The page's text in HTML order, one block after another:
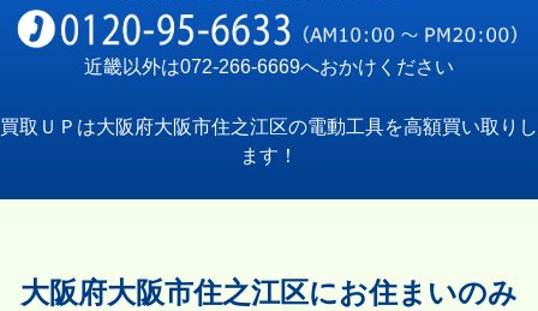
近畿以外は072-266-6669へおかけください
買取ＵＰは大阪府大阪市住之江区の電動工具を高額買い取りし
ます！
大阪府大阪市住之江区にお住まいのみ